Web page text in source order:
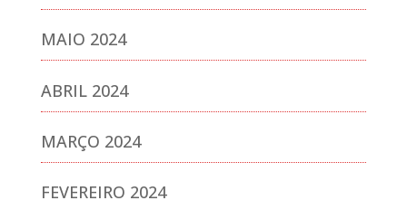
MAIO 2024
ABRIL 2024
MARÇO 2024
FEVEREIRO 2024